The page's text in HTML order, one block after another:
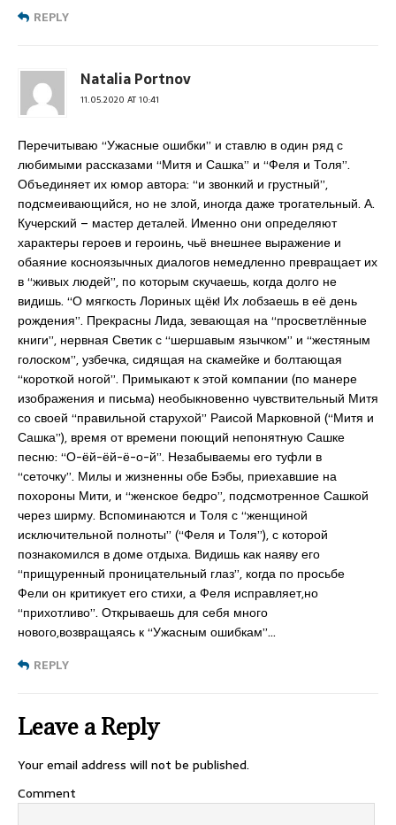
REPLY
Natalia Portnov
11.05.2020 AT 10:41
Перечитываю “Ужасные ошибки” и ставлю в один ряд с
любимыми рассказами “Митя и Сашка” и “Феля и Толя”.
Объединяет их юмор автора: “и звонкий и грустный”,
подсмеивающийся, но не злой, иногда даже трогательный. А.
Кучерский – мастер деталей. Именно они определяют
характеры героев и героинь, чьё внешнее выражение и
обаяние косноязычных диалогов немедленно превращает их
в “живых людей”, по которым скучаешь, когда долго не
видишь. “О мягкость Лориных щёк! Их лобзаешь в её день
рождения”. Прекрасны Лида, зевающая на “просветлённые
книги”, нервная Светик с “шершавым язычком” и “жестяным
голоском”, узбечка, сидящая на скамейке и болтающая
“короткой ногой”. Примыкают к этой компании (по манере
изображения и письма) необыкновенно чувствительный Митя
со своей “правильной старухой” Раисой Марковной (“Митя и
Сашка”), время от времени поющий непонятную Сашке
песню: “О-ёй-ёй-ё-о-й”. Незабываемы его туфли в
“сеточку”. Милы и жизненны обе Бэбы, приехавшие на
похороны Мити, и “женское бедро”, подсмотренное Сашкой
через ширму. Вспоминаются и Толя с “женщиной
исключительной полноты” (“Феля и Толя”), с которой
познакомился в доме отдыха. Видишь как наяву его
“прищуренный проницательный глаз”, когда по просьбе
Фели он критикует его стихи, а Феля исправляет,но
“прихотливо”. Открываешь для себя много
нового,возвращаясь к “Ужасным ошибкам”…
REPLY
Leave a Reply
Your email address will not be published.
Comment